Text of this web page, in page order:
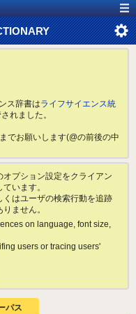
ス辞書はライフサイエンス統
れました。
でお願いします(@の前後の中
プション設定をクライアン
います。
はユーザの検索行動を追跡
ません。
on language, font size,
users or tracing users'
パス